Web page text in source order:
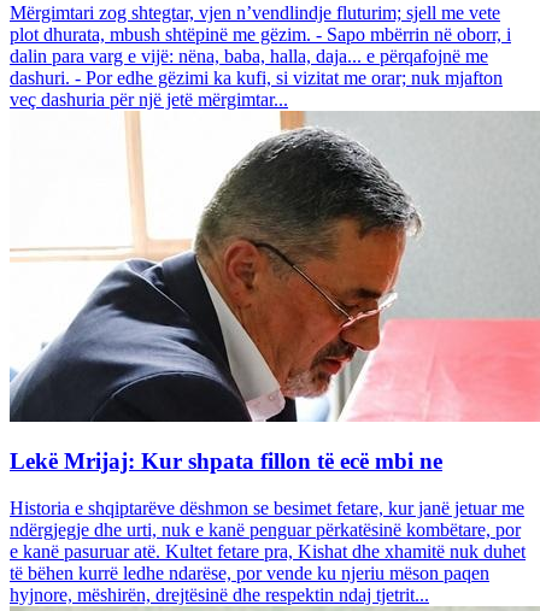
Mërgimtari zog shtegtar, vjen n’vendlindje fluturim; sjell me vete
plot dhurata, mbush shtëpinë me gëzim. - Sapo mbërrin në oborr, i
dalin para varg e vijë: nëna, baba, halla, daja... e përqafojnë me
dashuri. - Por edhe gëzimi ka kufi, si vizitat me orar; nuk mjafton
veç dashuria për një jetë mërgimtar...
Lekë Mrijaj: Kur shpata fillon të ecë mbi ne
Historia e shqiptarëve dëshmon se besimet fetare, kur janë jetuar me
ndërgjegje dhe urti, nuk e kanë penguar përkatësinë kombëtare, por
e kanë pasuruar atë. Kultet fetare pra, Kishat dhe xhamitë nuk duhet
të bëhen kurrë ledhe ndarëse, por vende ku njeriu mëson paqen
hyjnore, mëshirën, drejtësinë dhe respektin ndaj tjetrit...